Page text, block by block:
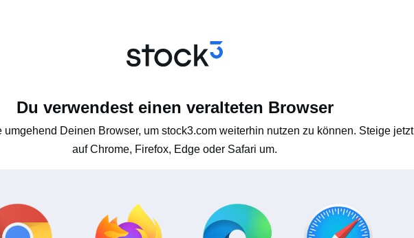
Du verwendest einen veralteten Browser
umgehend Deinen Browser, um stock3.com weiterhin nutzen zu können. Steige jetzt
auf Chrome, Firefox, Edge oder Safari um.